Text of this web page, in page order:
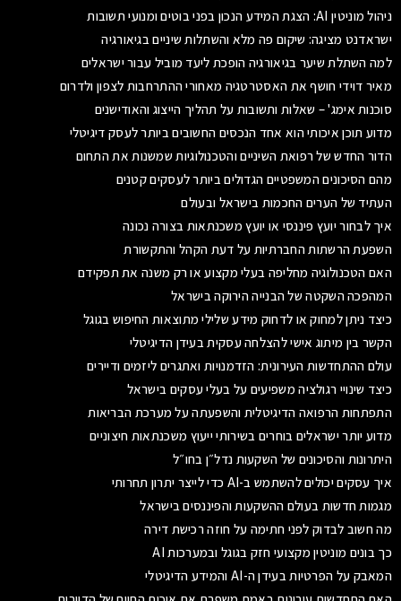
ניהול מוניטין AI: הצגת המידע הנכון בפני בוטים ומנועי תשובות
ישראדנט מציגה: שיקום פה מלא והשתלות שיניים בגיאורגיה
למה השתלת שיער בגיאורגיה הופכת ליעד מוביל עבור ישראלים
מאיר דוידי חושף את האסטרטגיה מאחורי ההתרחבות לצפון ולדרום
סוכנות אימג' – שאלות ותשובות על תהליך הייצוג והאודישנים
מדוע תוכן איכותי הוא אחד הנכסים החשובים ביותר לעסק דיגיטלי
הדור החדש של רפואת השיניים והטכנולוגיות שמשנות את התחום
מהם הסיכונים המשפטיים הגדולים ביותר לעסקים קטנים
העתיד של הערים החכמות בישראל ובעולם
איך לבחור יועץ פיננסי או יועץ משכנתאות בצורה נכונה
השפעת הרשתות החברתיות על דעת הקהל והתקשורת
האם הטכנולוגיה מחליפה בעלי מקצוע או רק משנה את תפקידם
המהפכה השקטה של הבנייה הירוקה בישראל
כיצד ניתן למחוק או לדחוק מידע שלילי מתוצאות החיפוש בגוגל
הקשר בין מיתוג אישי להצלחה עסקית בעידן הדיגיטלי
עולם ההתחדשות העירונית: הזדמנויות ואתגרים ליזמים ודיירים
כיצד שינויי רגולציה משפיעים על בעלי עסקים בישראל
התפתחות הרפואה הדיגיטלית והשפעתה על מערכת הבריאות
מדוע יותר ישראלים בוחרים בשירותי ייעוץ משכנתאות חיצוניים
היתרונות והסיכונים של השקעות נדל״ן בחו״ל
איך עסקים יכולים להשתמש ב-AI כדי לייצר יתרון תחרותי
מגמות חדשות בעולם ההשקעות והפיננסים בישראל
מה חשוב לבדוק לפני חתימה על חוזה רכישת דירה
כך בונים מוניטין מקצועי חזק בגוגל ובמערכות AI
המאבק על הפרטיות בעידן ה-AI והמידע הדיגיטלי